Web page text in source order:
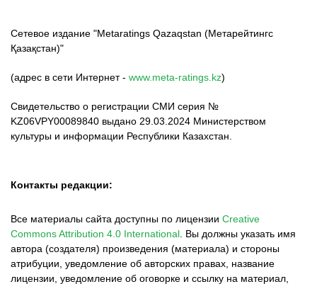
Сетевое издание "Metaratings Qazaqstan (Метарейтингс
Қазақстан)"
(адрес в сети Интернет - www.meta-ratings.kz)
Свидетельство о регистрации СМИ серия №
KZ06VPY00089840 выдано 29.03.2024 Министерством
культуры и информации Республики Казахстан.
Контакты редакции:
Все материалы сайта доступны по лицензии Creative
Commons Attribution 4.0 International. Вы должны указать имя
автора (создателя) произведения (материала) и стороны
атрибуции, уведомление об авторских правах, название
лицензии, уведомление об оговорке и ссылку на материал,